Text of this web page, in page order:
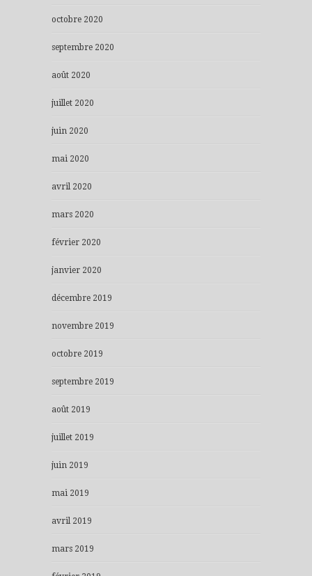
octobre 2020
septembre 2020
août 2020
juillet 2020
juin 2020
mai 2020
avril 2020
mars 2020
février 2020
janvier 2020
décembre 2019
novembre 2019
octobre 2019
septembre 2019
août 2019
juillet 2019
juin 2019
mai 2019
avril 2019
mars 2019